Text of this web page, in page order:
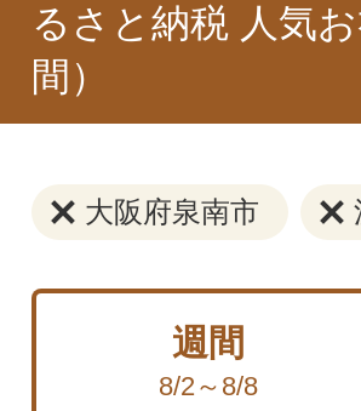
るさと納税 人気
間）
大阪府泉南市
週間
8/2～8/8